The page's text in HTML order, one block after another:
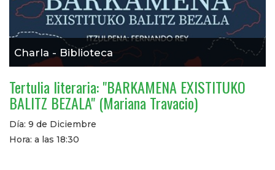
Charla - Biblioteca
Tertulia literaria: "BARKAMENA EXISTITUKO
BALITZ BEZALA" (Mariana Travacio)
Día: 9 de Diciembre
Hora: a las 18:30